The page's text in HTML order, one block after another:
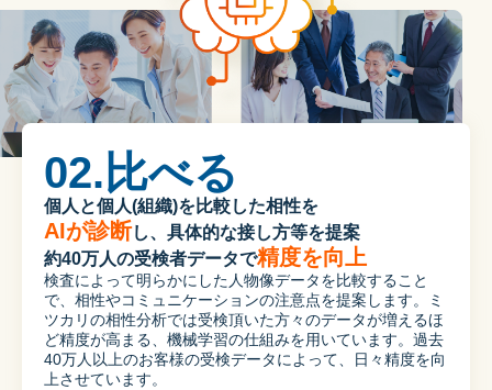
02.比べる
AIが診断し、具体的な接し方等を提案
約40万人の受検者データで精度を向上
検査によって明らかにした人物像データを比較すること
で、相性やコミュニケーションの注意点を提案します。ミ
ツカリの相性分析では受検頂いた方々のデータが増えるほ
ど精度が高まる、機械学習の仕組みを用いています。過去
40万人以上のお客様の受検データによって、日々精度を向
上させています。